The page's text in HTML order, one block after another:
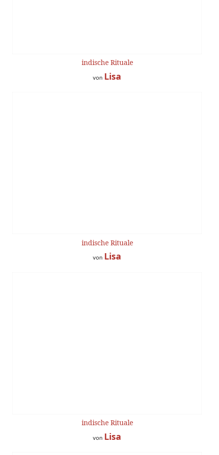
indische Rituale
von Lisa
indische Rituale
von Lisa
indische Rituale
von Lisa